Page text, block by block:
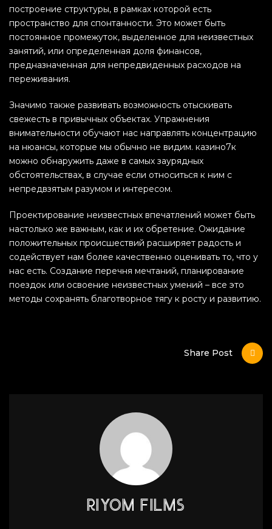
построение структуры, в рамках которой есть
пространство для спонтанности. Это может быть
постоянное промежуток, выделенное для неизвестных
занятий, или определенная доля финансов,
предназначенная для непредвиденных расходов на
переживания.
Значимо также развивать возможность отыскивать
свежесть в привычных объектах. Упражнения
внимательности обучают нас направлять концентрацию
на нюансы, которые мы обычно не видим. казино7к
можно обнаружить даже в самых заурядных
обстоятельствах, в случае если относиться к ним с
непредвзятым разумом и интересом.
Проектирование неизвестных впечатлений может быть
настолько же важным, как и их обретение. Ожидание
положительных происшествий расширяет радость и
содействует нам более качественно оценивать то, что у
нас есть. Создание перечня мечтаний, планирование
поездок или освоение неизвестных умений – все это
методы сохранять благотворное тягу к росту и развитию.
Share Post
RIYOM FILMS